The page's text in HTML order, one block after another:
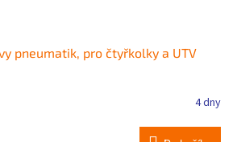
pneumatik, pro čtyřkolky a UTV
4 dny